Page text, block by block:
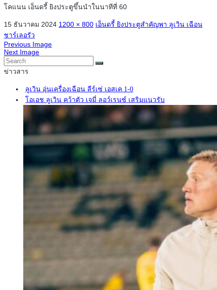
โคแนน เอ็นดรี้ ยิงประตูขึ้นนำในนาทีที่ 60
15 ธันวาคม 2024 1200 × 800 เอ็นดรี้ ยิงประตูสำคัญพา ลูเวิน เฉือน
ชาร์เลอรัว
Previous Image
Next Image
ข่าวสาร
ลูเวิน อุ่นเครื่องเฉือน ลีร์เซ่ เอสเค 1-0
โอเอช ลูเวิน คว้าตัว เจมี่ ลอว์เรนซ์ เสริมแนวรับ